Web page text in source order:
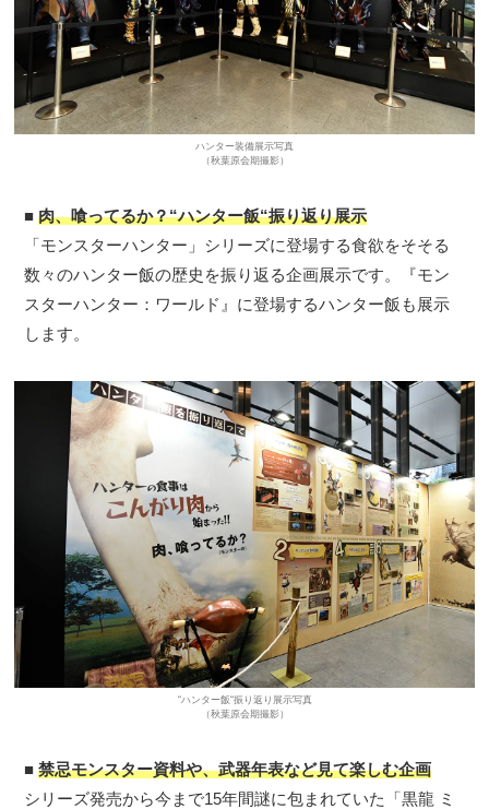
ハンター装備展示写真
（秋葉原会期撮影）
■肉、喰ってるか？“ハンター飯“振り返り展示
「モンスターハンター」シリーズに登場する食欲をそそる
数々のハンター飯の歴史を振り返る企画展示です。『モン
スターハンター：ワールド』に登場するハンター飯も展示
します。
“ハンター飯“振り返り展示写真
（秋葉原会期撮影）
■禁忌モンスター資料や、武器年表など見て楽しむ企画
シリーズ発売から今まで15年間謎に包まれていた「黒龍 ミ